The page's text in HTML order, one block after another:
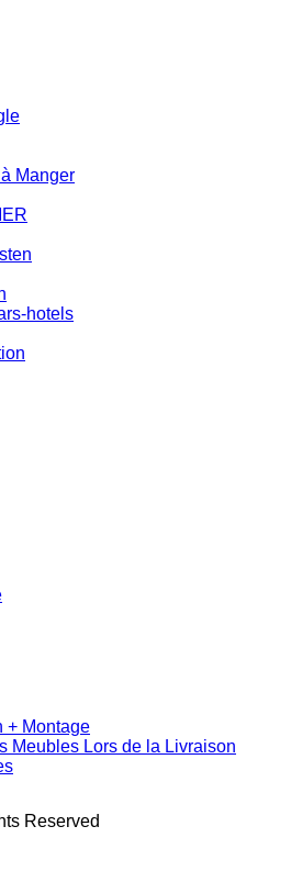
Manger
hotels
+ Montage
Meubles Lors de la Livraison
Reserved